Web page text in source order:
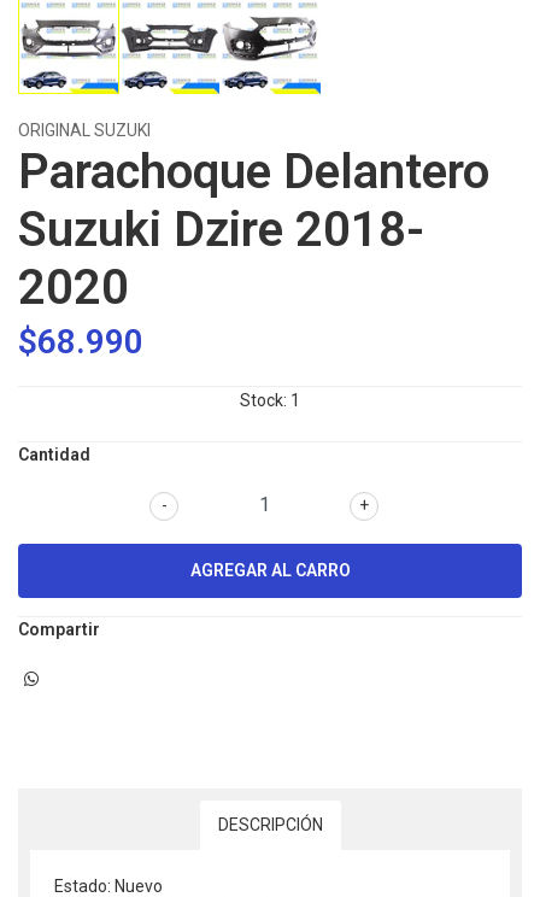
ORIGINAL SUZUKI
Parachoque Delantero
Suzuki Dzire 2018-
2020
$68.990
Stock: 1
Cantidad
+
-
Compartir
DESCRIPCIÓN
Estado: Nuevo